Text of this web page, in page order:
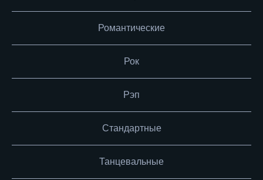
Романтические
Рок
Рэп
Стандартные
Танцевальные